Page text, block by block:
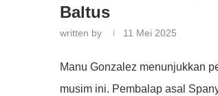
Baltus
written by 11 Mei 2025
Manu Gonzalez menunjukkan
musim ini. Pembalap asal